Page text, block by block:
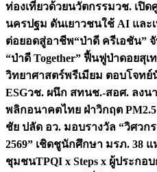
ท่องเที่ยวด้วยนวัตกรรมวช. เปิด
นครปฐม ดันเยาวชนใช้ AI และ
ต่อยอดสู่อาชีพ“ป่าดี ครีเอชัน”
“ป่าดี Together” ฟื้นฟูป่าดอยสุเ
วิทยาศาสตร์พรีเมียม ตอบโจทย์
ESGวช. ผนึก สทนช.-สอศ. ลงน
พลิกอนาคตไทย ฝ่าวิกฤต
ชัย ปลัด อว. มอบรางวัล “วิศว
2569” เชิดชูนักศึกษา มรภ. 38
ชุมชนTPQI x Steps x ผู้ประกอ